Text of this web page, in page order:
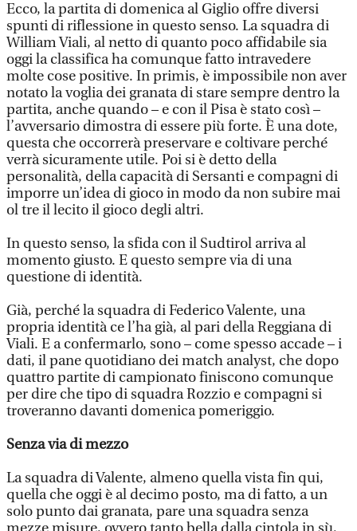
Ecco, la partita di domenica al Giglio offre diversi
spunti di riflessione in questo senso. La squadra di
William Viali, al netto di quanto poco affidabile sia
oggi la classifica ha comunque fatto intravedere
molte cose positive. In primis, è impossibile non aver
notato la voglia dei granata di stare sempre dentro la
partita, anche quando – e con il Pisa è stato così –
l’avversario dimostra di essere più forte. È una dote,
questa che occorrerà preservare e coltivare perché
verrà sicuramente utile. Poi si è detto della
personalità, della capacità di Sersanti e compagni di
imporre un’idea di gioco in modo da non subire mai
ol tre il lecito il gioco degli altri.
In questo senso, la sfida con il Sudtirol arriva al
momento giusto. E questo sempre via di una
questione di identità.
Già, perché la squadra di Federico Valente, una
propria identità ce l’ha già, al pari della Reggiana di
Viali. E a confermarlo, sono – come spesso accade – i
dati, il pane quotidiano dei match analyst, che dopo
quattro partite di campionato finiscono comunque
per dire che tipo di squadra Rozzio e compagni si
troveranno davanti domenica pomeriggio.
Senza via di mezzo
La squadra di Valente, almeno quella vista fin qui,
quella che oggi è al decimo posto, ma di fatto, a un
solo punto dai granata, pare una squadra senza